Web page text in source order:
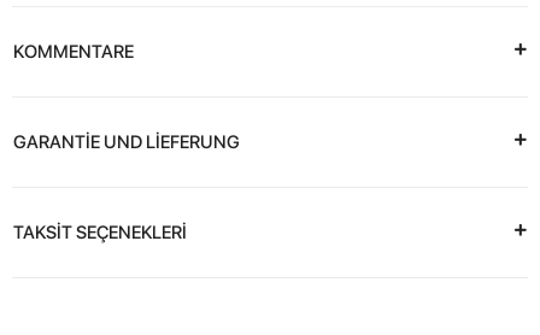
KOMMENTARE
GARANTİE UND LİEFERUNG
TAKSİT SEÇENEKLERİ